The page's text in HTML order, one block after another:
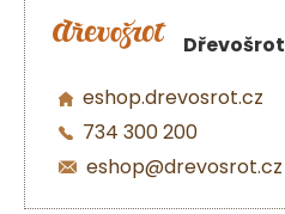
Dřevošrot
eshop.drevosrot.cz
734 300 200
eshop@drevosrot.cz